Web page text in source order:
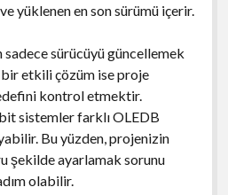
yüklenen en son sürümü içerir.
sürücüyü güncellemek
etkili çözüm ise proje
kontrol etmektir.
sistemler farklı OLEDB
Bu yüzden, projenizin
şekilde ayarlamak sorunu
olabilir.